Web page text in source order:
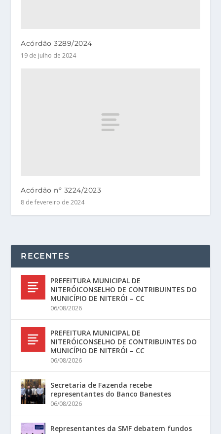
Acórdão 3289/2024
19 de julho de 2024
Acórdão nº 3224/2023
8 de fevereiro de 2024
RECENTES
PREFEITURA MUNICIPAL DE
NITERÓICONSELHO DE CONTRIBUINTES DO
MUNICÍPIO DE NITERÓI – CC
06/08/2026
PREFEITURA MUNICIPAL DE
NITERÓICONSELHO DE CONTRIBUINTES DO
MUNICÍPIO DE NITERÓI – CC
06/08/2026
Secretaria de Fazenda recebe
representantes do Banco Banestes
06/08/2026
Representantes da SMF debatem fundos